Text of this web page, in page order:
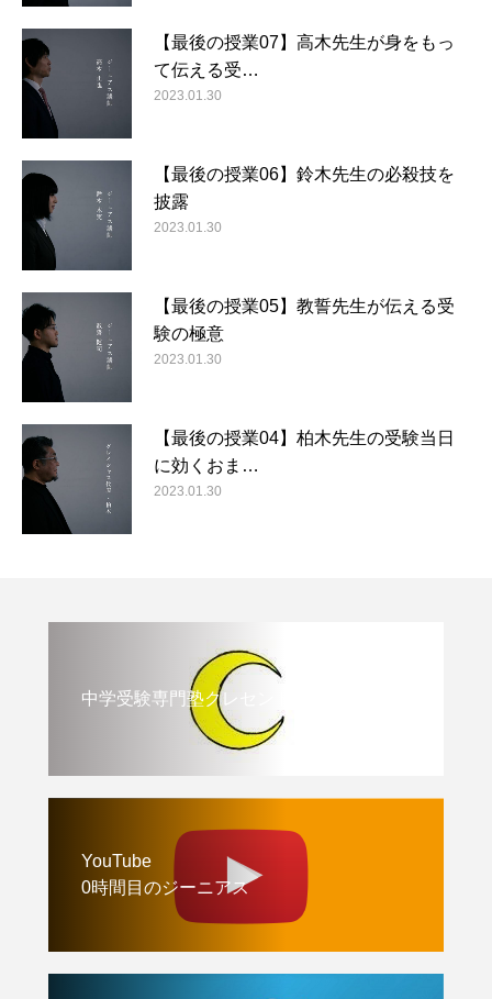
【最後の授業07】高木先生が身をもっ
て伝える受…
2023.01.30
【最後の授業06】鈴木先生の必殺技を
披露
2023.01.30
【最後の授業05】教誓先生が伝える受
験の極意
2023.01.30
【最後の授業04】柏木先生の受験当日
に効くおま…
2023.01.30
中学受験専門塾クレセント
YouTube
0時間目のジーニアス